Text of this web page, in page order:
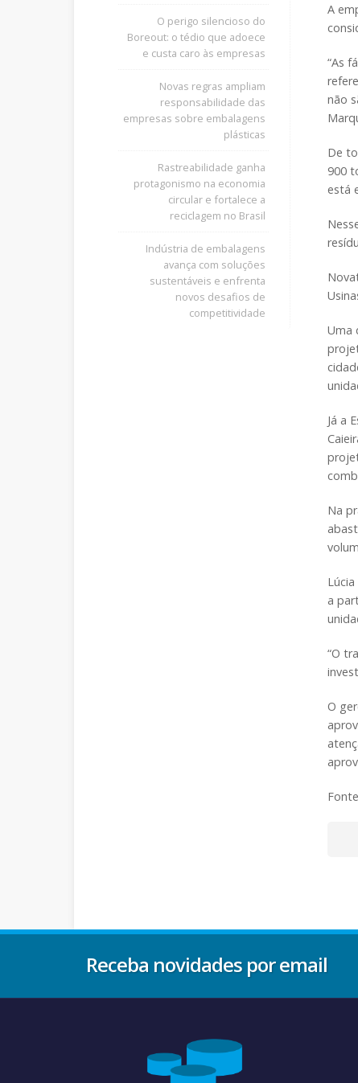
O perigo silencioso do
Boreout: o tédio que adoece
e custa caro às empresas
Novas regras ampliam
responsabilidade das
empresas sobre embalagens
plásticas
Rastreabilidade ganha
protagonismo na economia
circular e fortalece a
reciclagem no Brasil
Indústria de embalagens
avança com soluções
sustentáveis e enfrenta
novos desafios de
competitividade
A
“As
não
De
900
está
Uma
Já a
Na
a
“O
O
Receba novidades por email